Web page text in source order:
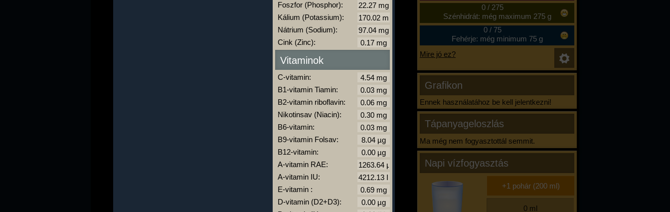
0/ 275
Szénhidrát: még maximum 275 g
0/ 75
Fehérje: még minimum 75 g
Mire jó ez?
Grafikon
Ennek használatához be kell jelentkezni!
Tápanyageloszlás
Ma még nem fogyasztottál semmit.
Napi vízfogyasztás
Foszfor (Phosphor):
Kálium (Potassium):
Nátrium (Sodium):
Cink (Zinc):
Vitaminok
C-vitamin:
B1-vitamin Tiamin:
B2-vitamin riboflavin:
Nikotinsav (Niacin):
B6-vitamin:
B9-vitamin Folsav:
B12-vitamin:
A-vitamin RAE:
A-vitamin IU:
E-vitamin :
D-vitamin (D2+D3):